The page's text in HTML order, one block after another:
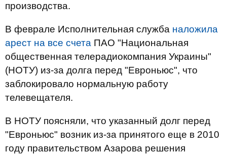
производства.
В феврале Исполнительная служба наложила
арест на все счета ПАО "Национальная
общественная телерадиокомпания Украины"
(НОТУ) из-за долга перед "Евроньюс", что
заблокировало нормальную работу
телевещателя.
В НОТУ поясняли, что указанный долг перед
"Евроньюс" возник из-за принятого еще в 2010
году правительством Азарова решения